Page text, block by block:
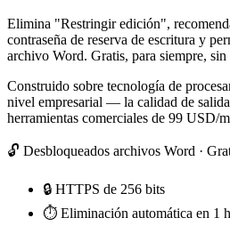
Elimina "Restringir edición",
contraseña de reserva de escritura y
archivo Word. Gratis, para siempre, sin
Construido sobre tecnología de
nivel empresarial — la calidad de salida
herramientas comerciales de 99 USD/
🔓 Desbloqueados archivos Word ·
🔒 HTTPS de 256 bits
⏱ Eliminación automática en 1